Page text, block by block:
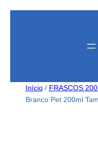
Início/ FRASCOS
Branco Pet 200ml